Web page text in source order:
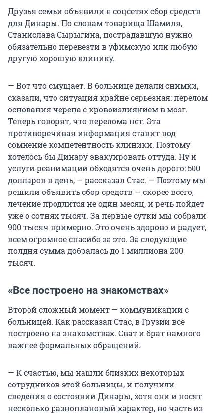
Друзья семьи объявили в соцсетях сбор средств
для Динары. По словам товарища Шамиля,
Станислава Сырыгина, пострадавшую нужно
обязательно перевезти в уфимскую или любую
другую хорошую клинику.
— Вот что смущает. В больнице делали снимки,
сказали, что ситуация крайне серьезная: перелом
основания черепа с кровоизлиянием в мозг.
Теперь говорят, что перелома нет. Эта
противоречивая информация ставит под
сомнение компетентность клиники. Поэтому
хотелось бы Динару эвакуировать оттуда. Ну и
услуги реанимации обходятся очень дорого: 500
долларов в день, — рассказал Стас. — Поэтому мы
решили объявить сбор средств — скорее всего,
лечение продлится не один месяц, и речь пойдет
уже о сотнях тысяч. За первые сутки мы собрали
900 тысяч примерно. Это очень здорово и радует,
всем огромное спасибо за это. За следующие
полдня сумма добралась до 1 миллиона 200
тысяч.
«Все построено на знакомствах»
Второй сложный момент — коммуникации с
больницей. Как рассказал Стас, в Грузии все
построено на знакомствах. Сват и брат намного
важнее формальных обращений.
— К счастью, мы нашли близких некоторых
сотрудников этой больницы, и получили
сведения о состоянии Динары, хотя они и носят
несколько разноплановый характер, но часть из